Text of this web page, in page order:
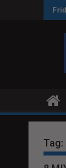
LABAN KAY
NA MAY ANTI-
Tag: